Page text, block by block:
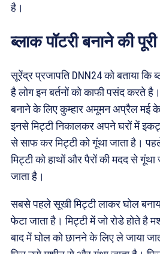
है।
ब्लाक पॉटरी बनाने की
सूरेंद्र प्रजापति DNN24 को बताया कि
है लोग इन बर्तनों को काफी पसंद करते
बनाने के लिए कुम्हार अमूमन अप्रैल मई
इनसे मिट्टी निकालकर अपने घरों में
से साफ कर मिट्टी को गूंथा जाता है।
मिट्टी को हाथों और पैरों की मदद से
जाता है।
सबसे पहले सूखी मिट्टी लाकर घोल
फेटा जाता है। मिट्टी में जो रोडे होते है
बाद में घोल को छानने के लिए ले जाया